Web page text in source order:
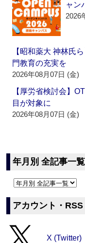
ャン
2026
【昭和薬大 神林氏
門教育の充実を
2026年08月07日 (金)
【厚労省検討会】
目が対象に
2026年08月07日 (金)
年月別 全記事一覧
アカウント・RSS
X (Twitter)